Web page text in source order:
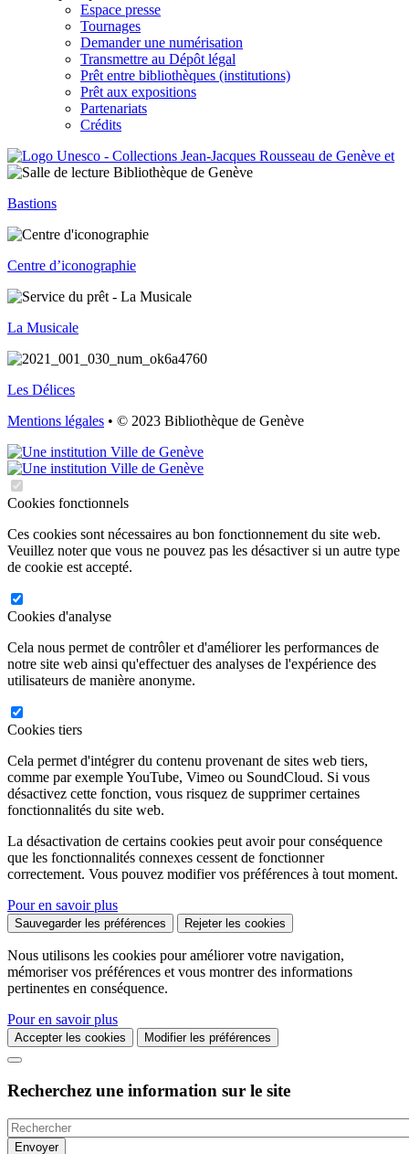
Espace presse
Tournages
Demander une numérisation
Transmettre au Dépôt légal
Prêt entre bibliothèques (institutions)
Prêt aux expositions
Partenariats
Crédits
Bastions
Centre d’iconographie
La Musicale
Les Délices
Mentions légales • © 2023 Bibliothèque de Genève
Cookies fonctionnels
Ces cookies sont nécessaires au bon fonctionnement du site web.
Veuillez noter que vous ne pouvez pas les désactiver si un autre type
de cookie est accepté.
Cookies d'analyse
Cela nous permet de contrôler et d'améliorer les performances de
notre site web ainsi qu'effectuer des analyses de l'expérience des
utilisateurs de manière anonyme.
Cookies tiers
Cela permet d'intégrer du contenu provenant de sites web tiers,
comme par exemple YouTube, Vimeo ou SoundCloud. Si vous
désactivez cette fonction, vous risquez de supprimer certaines
fonctionnalités du site web.
La désactivation de certains cookies peut avoir pour conséquence
que les fonctionnalités connexes cessent de fonctionner
correctement. Vous pouvez modifier vos préférences à tout moment.
Pour en savoir plus
Sauvegarder les préférences Rejeter les cookies
Nous utilisons les cookies pour améliorer votre navigation,
mémoriser vos préférences et vous montrer des informations
pertinentes en conséquence.
Pour en savoir plus
Accepter les cookies Modifier les préférences
Recherchez une information sur le site